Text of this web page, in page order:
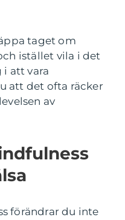
taget om
istället vila i det
i att vara
att det ofta räcker
av
förändrar du inte